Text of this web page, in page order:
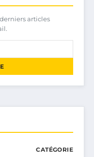
articles
CATÉGORIE